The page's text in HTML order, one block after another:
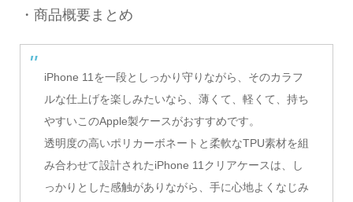
・商品概要まとめ
iPhone 11を一段としっかり守りながら、そのカラフ
ルな仕上げを楽しみたいなら、薄くて、軽くて、持ち
やすいこのApple製ケースがおすすめです。
透明度の高いポリカーボネートと柔軟なTPU素材を組
み合わせて設計されたiPhone 11クリアケースは、し
っかりとした感触がありながら、手に心地よくなじみ